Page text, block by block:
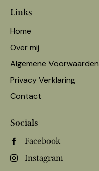
Links
Home
Over mij
Algemene Voorwaarden
Privacy Verklaring
Contact
Socials
Facebook
Instagram